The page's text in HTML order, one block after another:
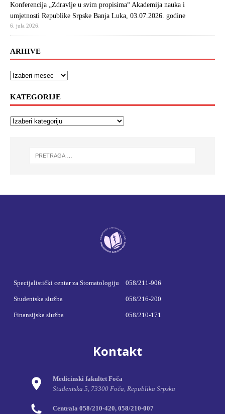
Konferencija „Zdravlje u svim propisima“ Akademija nauka i
umjetnosti Republike Srpske Banja Luka, 03.07.2026. godine
6. jula 2026.
ARHIVE
KATEGORIJE
Specijalistički centar za Stomatologiju 058/211-906
Studentska služba 058/216-200
Finansijska služba 058/210-171
Kontakt
Medicinski fakultet Foča
Studentska 5, 73300 Foča, Republika Srpska
Centrala 058/210-420, 058/210-007